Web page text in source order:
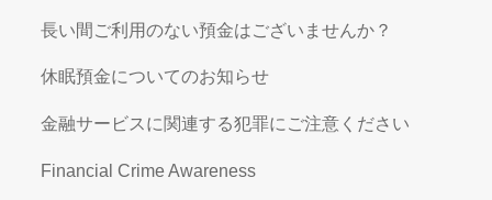
長い間ご利用のない預金はございませんか？
休眠預金についてのお知らせ
金融サービスに関連する犯罪にご注意ください
Financial Crime Awareness